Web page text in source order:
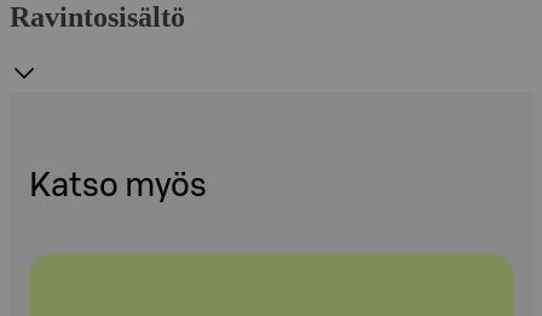
Ravintosisältö
Katso myös